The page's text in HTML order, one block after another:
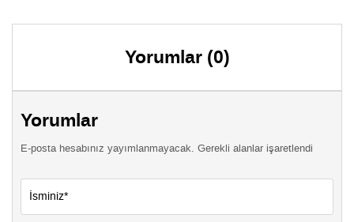
Yorumlar (0)
Yorumlar
E-posta hesabınız yayımlanmayacak. Gerekli alanlar işaretlendi